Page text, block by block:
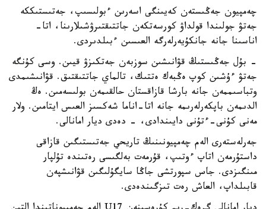
چەمپيون جەڭىستەن كەيىنگى اسەرىن ءبولىسىپ، جەتىستىككە
جەتۋ جولىندا قولداۋ كورسەتكەن جاتتىقتىرۋشىلارىنا، اتا-
اناسىنا جانە جانكۇيەرلەرگە العىسىن ءبىلدىردى.
- بۇل جەڭىستىڭ قۋانىشىن سوزبەن جەتكىزۋ قيىن. وسى كۇنگە
جەتۋ ءۇشىن كوپ ەڭبەك ەتتىك، تالماي جاتتىقتىق. قۋانىشىمدى
وتباسىممەن جانە بارشا قازاقستان حالقىمەن بولىسەمىن. ەڭ
الدىمەن باپكەرلەرىمە جانە اتا-اناما شەكسىز العىس ايتامىن. ولار
مەنى كۇنى-ءتۇنى دايىندادى، - دەدى ديار امانالى.
جەرلەستەرى الەم چەمپيونىنىڭ تاريحي جەتىستىگىن قازاقى
داستۇرمەن اتاپ ءوتىپ، قۇرمەت بەلگىسى رەتىندە تۇلپار
مىنگىزدى. جاس سپورتشى جاڭا سايگۇلىگىن قۋانىشپەن
قابىلداپ، العاش رەت تىزگىندەدى.